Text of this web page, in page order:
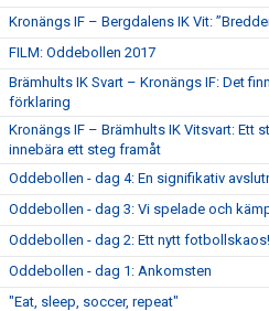
Kronängs IF – Bergdalens IK Vit:
FILM: Oddebollen 2017
Brämhults IK Svart – Kronängs IF: Det
förklaring
Kronängs IF – Brämhults IK Vitsvart: Ett
innebära ett steg framåt
Oddebollen - dag 4: En signifikativ
Oddebollen - dag 3: Vi spelade och
Oddebollen - dag 2: Ett nytt fotbollskaos!
Oddebollen - dag 1: Ankomsten
"Eat, sleep, soccer, repeat"